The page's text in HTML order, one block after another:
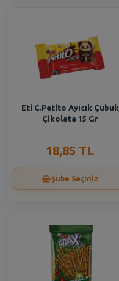
Eti C.Petito Ayıcık Çubuk
Çikolata 15 Gr
18,85 TL
Şube Seçiniz